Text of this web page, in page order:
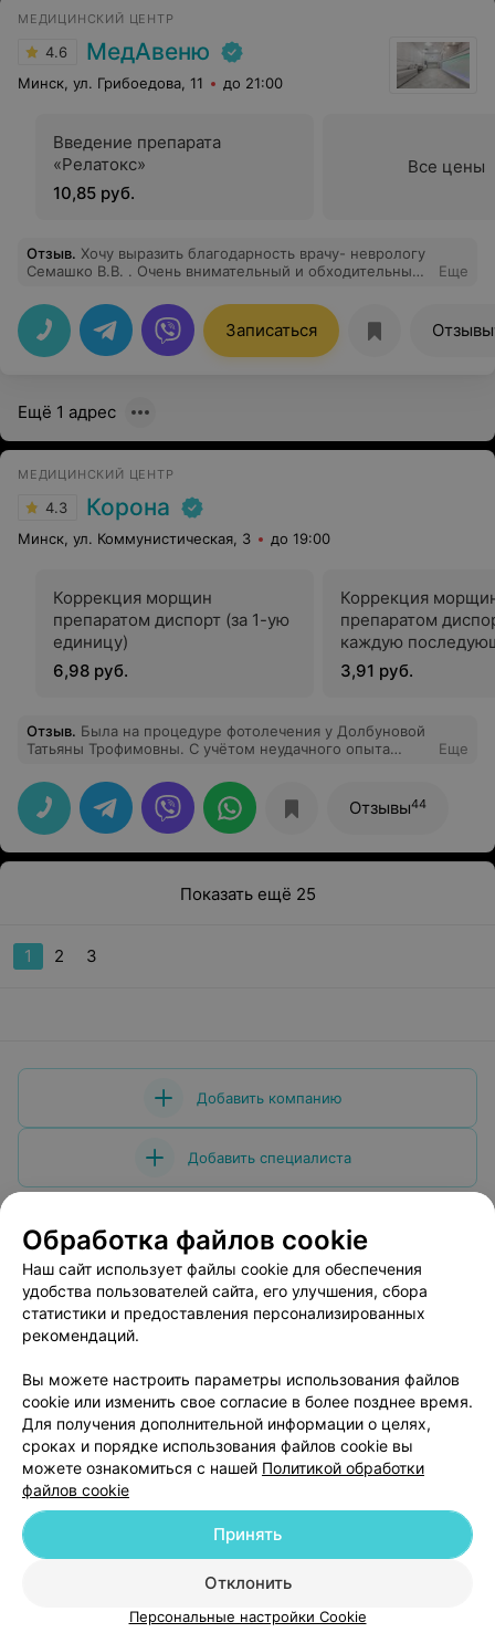
сервис! Спасибо. Надя
МЕДИЦИНСКИЙ ЦЕНТР
4.6 МедАвеню
Минск, ул. Грибоедова, 11 до 21:00
Введение препарата
«Релатокс»
10,85 руб.
Все цены
Отзыв. Хочу выразить благодарность врачу- неврологу
Семашко В.В. . Очень внимательный и обходительный
Еще
Записаться Отзывы
Ещё 1 адрес
МЕДИЦИНСКИЙ ЦЕНТР
4.3 Корона
Минск, ул. Коммунистическая, 3 до 19:00
Коррекция морщин
препаратом диспорт (за 1-ую
единицу)
6,98 руб.
Коррекция
препаратом
каждую
единицу)
3,91 руб.
Отзыв. Была на процедуре фотолечения у Долбуновой
Татьяны Трофимовны. С учётом неудачного опыта
спокойно всё объяснила, рассказала, как проходит
процедура, постоянно интересовалась самочувствием.
Всё прошло комфортно, без боли и стресса. Спасибо
за внимательность и профессиональный подход
Еще
Отзывы44
Показать ещё 25
1 2 3
Добавить компанию
Добавить специалиста
О проекте Новости проекта
Размещение рекламы
Медицинский маркетинг
Публичный договор
Вакансии
Партнеры
Написать руководителю 103.by
Написать в поддержку
Персональные настройки cookie
Обработка персональных данных
Обработка файлов cookie
Наш сайт использует файлы cookie для обеспечения
удобства пользователей сайта, его улучшения, сбора
статистики и предоставления персонализированных
рекомендаций.
Вы можете настроить параметры использования файлов
cookie или изменить свое согласие в более позднее время.
Для получения дополнительной информации о целях,
сроках и порядке использования файлов cookie вы
можете ознакомиться с нашей Политикой обработки
файлов cookie
Отклонить
Принять
Персональные настройки Cookie